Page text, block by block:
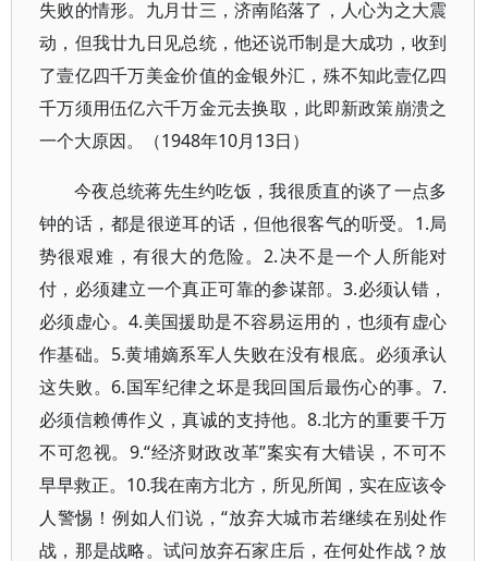
失败的情形。九月廿三，济南陷落了，人心为之大震
动，但我廿九日见总统，他还说币制是大成功，收到
了壹亿四千万美金价值的金银外汇，殊不知此壹亿四
千万须用伍亿六千万金元去换取，此即新政策崩溃之
一个大原因。（1948年10月13日）
今夜总统蒋先生约吃饭，我很质直的谈了一点多
钟的话，都是很逆耳的话，但他很客气的听受。1.局
势很艰难，有很大的危险。2.决不是一个人所能对
付，必须建立一个真正可靠的参谋部。3.必须认错，
必须虚心。4.美国援助是不容易运用的，也须有虚心
作基础。5.黄埔嫡系军人失败在没有根底。必须承认
这失败。6.国军纪律之坏是我回国后最伤心的事。7.
必须信赖傅作义，真诚的支持他。8.北方的重要千万
不可忽视。9.“经济财政改革”案实有大错误，不可不
早早救正。10.我在南方北方，所见所闻，实在应该令
人警惕！例如人们说，“放弃大城市若继续在别处作
战，那是战略。试问放弃石家庄后，在何处作战？放